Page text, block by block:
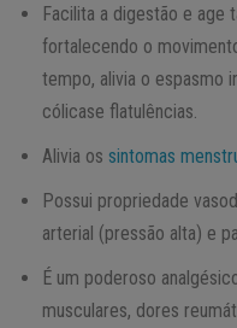
Facilita a digestão e age
fortalecendo o
tempo, alivia o espasmo
cólicase flatulências.
Alivia os sintomas
Possui propriedade
arterial (pressão alta) e
É um poderoso
musculares, dores